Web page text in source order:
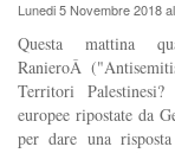
Lunedi 5 Novembre 2018
Questa mattina
RanieroÂ
Territori
europee ripostate da
per dare una